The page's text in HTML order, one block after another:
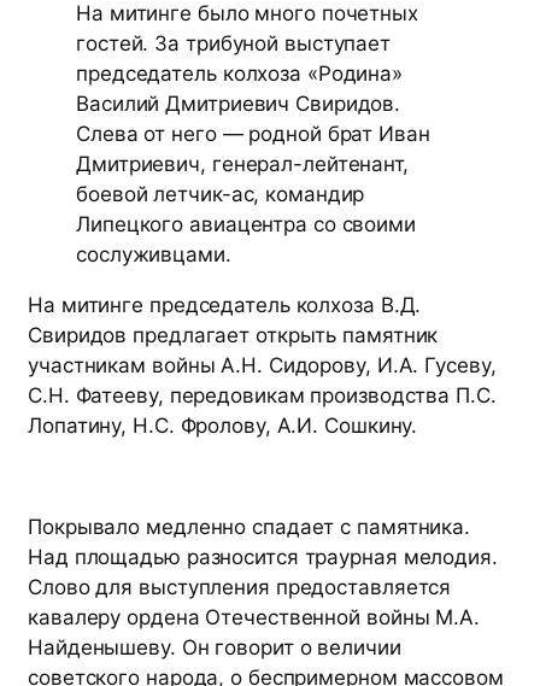
На митинге было много почетных
гостей. За трибуной выступает
председатель колхоза «Родина»
Василий Дмитриевич Свиридов.
Слева от него — родной брат Иван
Дмитриевич, генерал-лейтенант,
боевой летчик-ас, командир
Липецкого авиацентра со своими
сослуживцами.
На митинге председатель колхоза В.Д.
Свиридов предлагает открыть памятник
участникам войны А.Н. Сидорову, И.А. Гусеву,
С.Н. Фатееву, передовикам производства П.С.
Лопатину, Н.С. Фролову, А.И. Сошкину.
Покрывало медленно спадает с памятника.
Над площадью разносится траурная мелодия.
Слово для выступления предоставляется
кавалеру ордена Отечественной войны М.А.
Найденышеву. Он говорит о величии
советского народа, о беспримерном массовом